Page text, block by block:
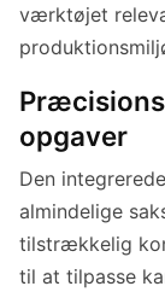
værktøjet
opgaver
Den
almindelige
tilstrækkelig
til at tilpasse